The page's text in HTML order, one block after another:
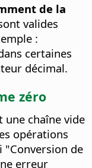
de la
valides
:
certaines
décimal.
zéro
chaîne vide
opérations
"Conversion de
erreur